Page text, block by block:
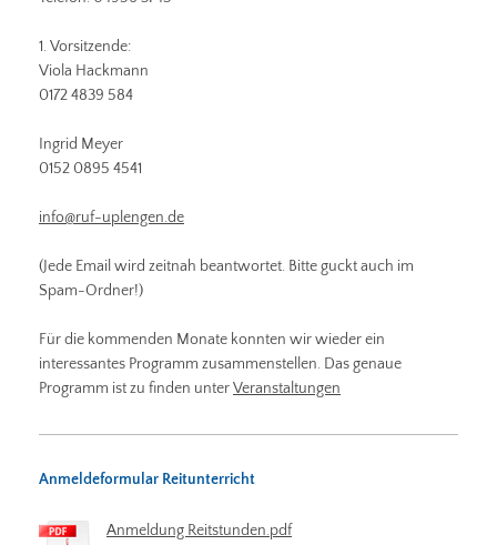
1. Vorsitzende:
Viola Hackmann
0172 4839 584
Ingrid Meyer
0152 0895 4541
info@ruf-uplengen.de
(Jede Email wird zeitnah beantwortet. Bitte guckt auch im
Spam-Ordner!)
Für die kommenden Monate konnten wir wieder ein
interessantes Programm zusammenstellen. Das genaue
Programm ist zu finden unterVeranstaltungen
Anmeldeformular Reitunterricht
Anmeldung Reitstunden.pdf